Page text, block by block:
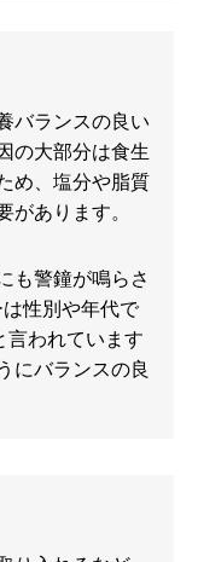
バランスの良い
の大部分は食生
め、塩分や脂質
あります。
も警鐘が鳴らさ
性別や年代で
言われています
にバランスの良